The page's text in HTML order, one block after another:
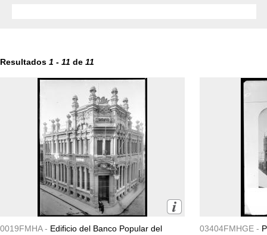
Resultados 1 - 11 de 11
0019FMHA - Edificio del Banco Popular del
03404FMHGE -